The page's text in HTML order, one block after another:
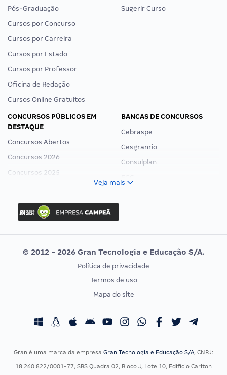
Pós-Graduação
Cursos por Concurso
Cursos por Carreira
Cursos por Estado
Cursos por Professor
Oficina de Redação
Cursos Online Gratuitos
Sugerir Curso
CONCURSOS PÚBLICOS EM
DESTAQUE
Concursos Abertos
Concursos 2026
Concursos 2025
Concurso Ibama
Concurso MPU
Editais publicados
BANCAS DE CONCURSOS
Cebraspe
Cesgranrio
Consulplan
Vunesp
CONCURSOS POR PROFISSÃO
Concursos Fiscais
EXAME DE ORDEM
Calendário OAB
Veja mais
© 2012 - 2026 Gran Tecnologia e Educação S/A.
Política de privacidade
Termos de uso
Mapa do site
Gran é uma marca da empresa Gran Tecnologia e Educação S/A, CNPJ:
18.260.822/0001-77, SBS Quadra 02, Bloco J, Lote 10, Edifício Carlton